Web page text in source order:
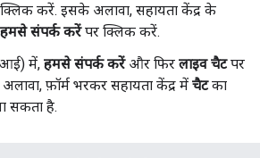
करें. इसके अलावा, सहायता केंद्र के
हमसे संपर्क करेंपर क्लिक करें.
में, हमसे संपर्क करेंऔर फिर लाइव चैटपर
फ़ॉर्म भरकर सहायता केंद्र में चैटका
सकता है.